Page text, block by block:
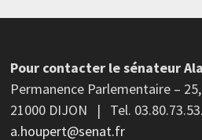
Pour contacter le sénateur
Permanence Parlementaire –
21000 DIJON | Tel.
a.houpert@senat.fr